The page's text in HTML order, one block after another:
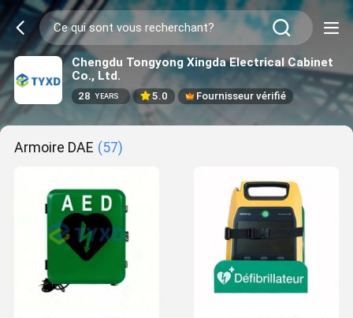
Chengdu Tongyong Xingda Electrical Cabinet
Co., Ltd.
28 YEARS 5.0 Fournisseur vérifié
Armoire DAE (57)